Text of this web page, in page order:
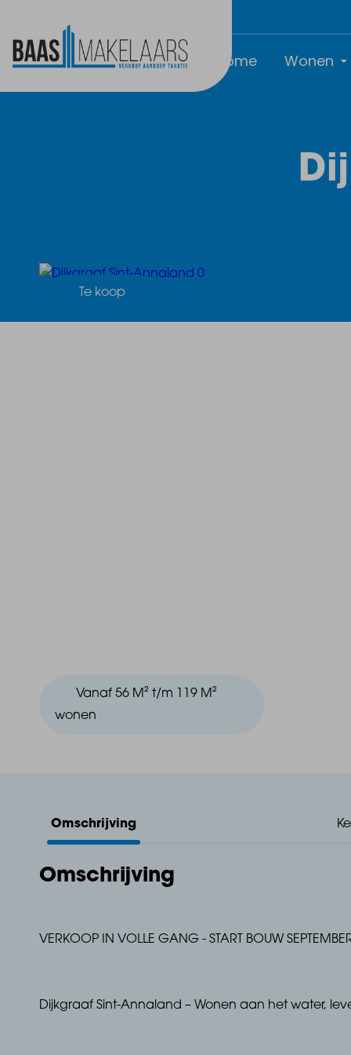
Home Wonen
Te koop
Vanaf 56 M² t/m 119 M²
wonen
Omschrijving
Omschrijving
VERKOOP IN VOLLE GANG - START BOUW
Dijkgraaf Sint-Annaland – Wonen aan het water,